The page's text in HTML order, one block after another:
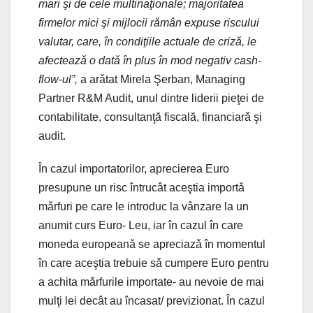
mari şi de cele multinaţionale; majoritatea
firmelor mici şi mijlocii rǎmân expuse riscului
valutar, care, în condiţiile actuale de crizǎ, le
afecteazǎ o datǎ în plus în mod negativ cash-
flow-ul”, a arǎtat Mirela Şerban, Managing
Partner R&M Audit, unul dintre liderii pieţei de
contabilitate, consultanţă fiscală, financiarǎ şi
audit.
În cazul importatorilor, aprecierea Euro
presupune un risc întrucât aceştia importǎ
mǎrfuri pe care le introduc la vânzare la un
anumit curs Euro- Leu, iar în cazul în care
moneda europeanǎ se apreciazǎ în momentul
în care aceştia trebuie sǎ cumpere Euro pentru
a achita mǎrfurile importate- au nevoie de mai
mulţi lei decât au încasat/ previzionat. În cazul